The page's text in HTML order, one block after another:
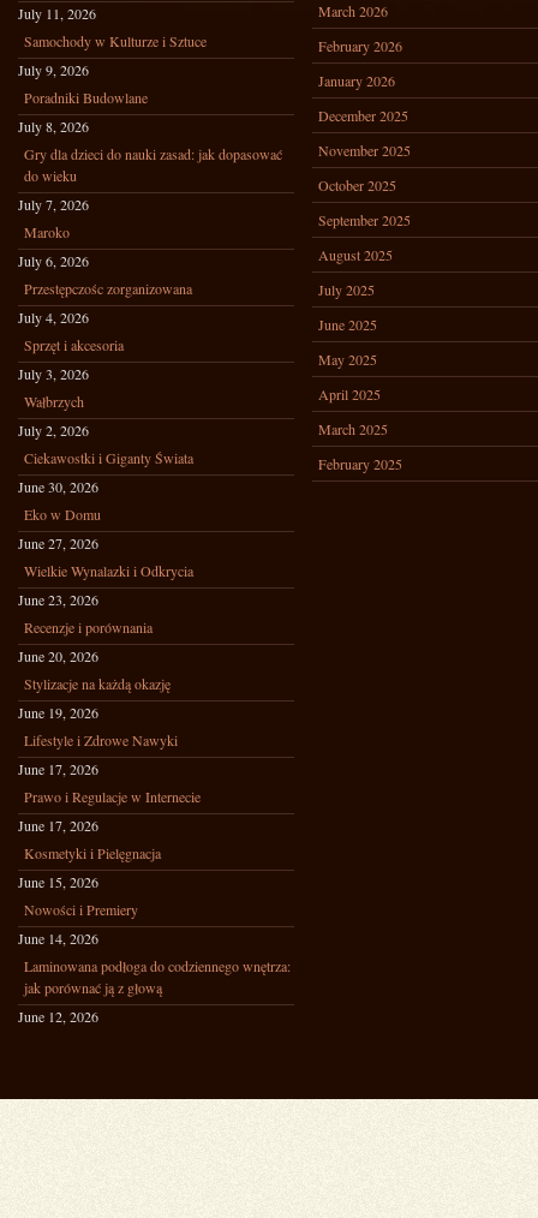
July 11, 2026
Samochody w Kulturze i Sztuce
July 9, 2026
Poradniki Budowlane
July 8, 2026
Gry dla dzieci do nauki zasad: jak dopasować
do wieku
July 7, 2026
Maroko
July 6, 2026
Przestępczośc zorganizowana
July 4, 2026
Sprzęt i akcesoria
July 3, 2026
Wałbrzych
July 2, 2026
Ciekawostki i Giganty Świata
June 30, 2026
Eko w Domu
June 27, 2026
Wielkie Wynalazki i Odkrycia
June 23, 2026
Recenzje i porównania
June 20, 2026
Stylizacje na każdą okazję
June 19, 2026
Lifestyle i Zdrowe Nawyki
June 17, 2026
Prawo i Regulacje w Internecie
June 17, 2026
Kosmetyki i Pielęgnacja
June 15, 2026
Nowości i Premiery
June 14, 2026
Laminowana podłoga do codziennego wnętrza:
jak porównać ją z głową
June 12, 2026
March 2026
February 2026
January 2026
December 2025
November 2025
October 2025
September 2025
August 2025
July 2025
June 2025
May 2025
April 2025
March 2025
February 2025